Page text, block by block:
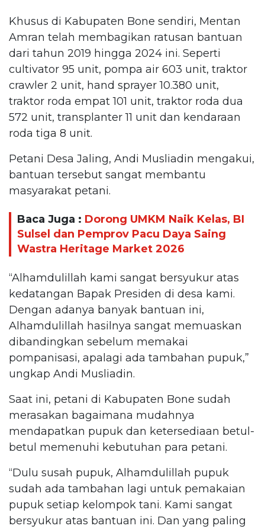
Khusus di Kabupaten Bone sendiri, Mentan
Amran telah membagikan ratusan bantuan
dari tahun 2019 hingga 2024 ini. Seperti
cultivator 95 unit, pompa air 603 unit, traktor
crawler 2 unit, hand sprayer 10.380 unit,
traktor roda empat 101 unit, traktor roda dua
572 unit, transplanter 11 unit dan kendaraan
roda tiga 8 unit.
Petani Desa Jaling, Andi Musliadin mengakui,
bantuan tersebut sangat membantu
masyarakat petani.
Baca Juga : Dorong UMKM Naik Kelas, BI
Sulsel dan Pemprov Pacu Daya Saing
Wastra Heritage Market 2026
“Alhamdulillah kami sangat bersyukur atas
kedatangan Bapak Presiden di desa kami.
Dengan adanya banyak bantuan ini,
Alhamdulillah hasilnya sangat memuaskan
dibandingkan sebelum memakai
pompanisasi, apalagi ada tambahan pupuk,”
ungkap Andi Musliadin.
Saat ini, petani di Kabupaten Bone sudah
merasakan bagaimana mudahnya
mendapatkan pupuk dan ketersediaan betul-
betul memenuhi kebutuhan para petani.
“Dulu susah pupuk, Alhamdulillah pupuk
sudah ada tambahan lagi untuk pemakaian
pupuk setiap kelompok tani. Kami sangat
bersyukur atas bantuan ini. Dan yang paling